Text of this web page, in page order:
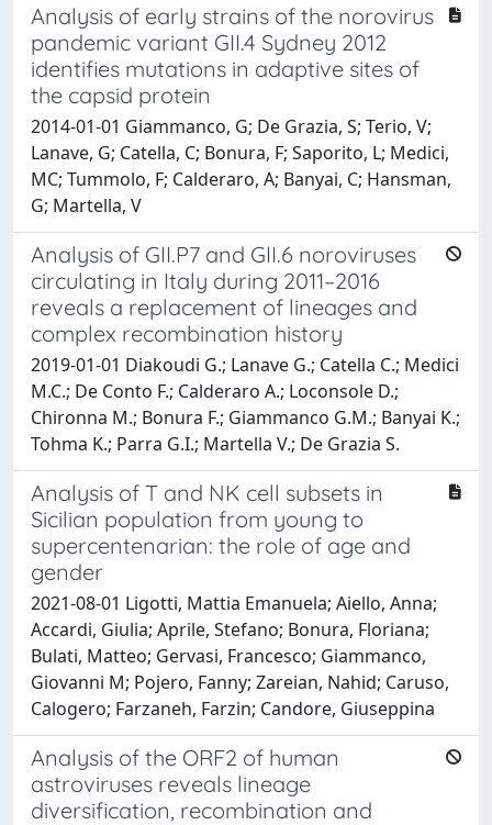
Analysis of early strains of the norovirus
pandemic variant GII.4 Sydney 2012
identifies mutations in adaptive sites of
the capsid protein
2014-01-01 Giammanco, G; De Grazia, S; Terio, V;
Lanave, G; Catella, C; Bonura, F; Saporito, L; Medici,
MC; Tummolo, F; Calderaro, A; Banyai, C; Hansman,
G; Martella, V
Analysis of GII.P7 and GII.6 noroviruses
circulating in Italy during 2011–2016
reveals a replacement of lineages and
complex recombination history
2019-01-01 Diakoudi G.; Lanave G.; Catella C.; Medici
M.C.; De Conto F.; Calderaro A.; Loconsole D.;
Chironna M.; Bonura F.; Giammanco G.M.; Banyai K.;
Tohma K.; Parra G.I.; Martella V.; De Grazia S.
Analysis of T and NK cell subsets in
Sicilian population from young to
supercentenarian: the role of age and
gender
2021-08-01 Ligotti, Mattia Emanuela; Aiello, Anna;
Accardi, Giulia; Aprile, Stefano; Bonura, Floriana;
Bulati, Matteo; Gervasi, Francesco; Giammanco,
Giovanni M; Pojero, Fanny; Zareian, Nahid; Caruso,
Calogero; Farzaneh, Farzin; Candore, Giuseppina
Analysis of the ORF2 of human
astroviruses reveals lineage
diversification, recombination and